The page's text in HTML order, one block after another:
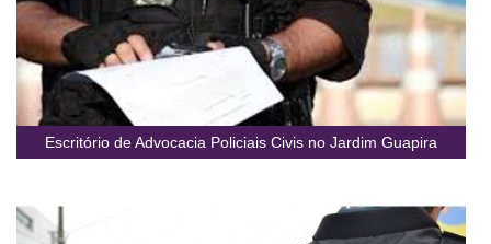
Escritório de Advocacia Policiais Civis no Jardim Guapira